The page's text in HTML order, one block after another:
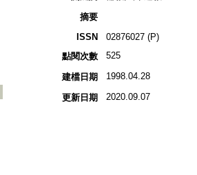
摘要
ISSN
02876027 (P)
點閱次數
525
建檔日期 1998.04.28
更新日期 2020.09.07